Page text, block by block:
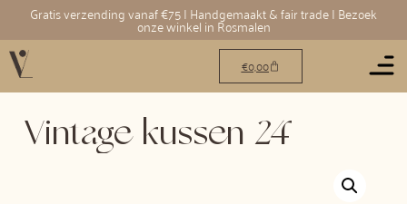
Gratis verzending vanaf €75 | Handgemaakt & fair trade | Bezoek
onze winkel in Rosmalen
€0,00
Vintage kussen 24